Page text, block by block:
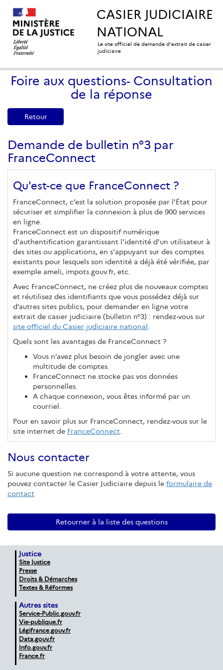
CASIER JUDICIAIRE
NATIONAL
Le site officiel de demande d'extrait de casier
judiciaire
Foire aux questions- Consultation
de la réponse
Retour
Demande de bulletin n°3 par
FranceConnect
Qu'est-ce que FranceConnect ?
FranceConnect, c’est la solution proposée par l’État pour
sécuriser et simplifier la connexion à plus de 900 services
en ligne.
FranceConnect est un dispositif numérique
d'authentification garantissant l'identité d'un utilisateur à
des sites ou applications, en s'appuyant sur des comptes
existants pour lesquels son identité a déjà été vérifiée, par
exemple ameli, impots.gouv.fr, etc.
Avec FranceConnect, ne créez plus de nouveaux comptes
et réutilisez des identifiants que vous possédez déjà sur
d’autres sites publics, pour demander en ligne votre
extrait de casier judiciaire (bulletin n°3) : rendez-vous sur
site officiel du Casier judiciaire national.
Quels sont les avantages de FranceConnect ?
Vous n’avez plus besoin de jongler avec une
multitude de comptes.
FranceConnect ne stocke pas vos données
personnelles.
A chaque connexion, vous êtes informé par un
courriel.
Pour en savoir plus sur FranceConnect, rendez-vous sur le
site internet de FranceConnect.
Nous contacter
Si aucune question ne correspond à votre attente, vous
pouvez contacter le Casier Judiciaire depuis le formulaire de
contact
Retourner à la liste des questions
Justice
Site Justice
Presse
Droits & Démarches
Textes & Réformes
Autres sites
Service-Public.gouv.fr
Vie-publique.fr
Légifrance.gouv.fr
Data.gouv.fr
Info.gouv.fr
France.fr